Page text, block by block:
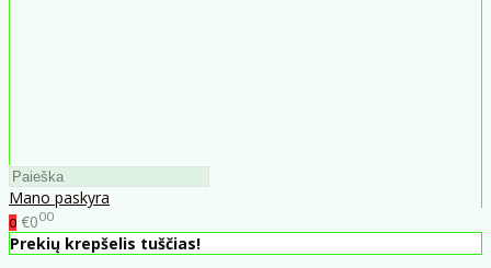
Mano paskyra
0 €000
Prekių krepšelis tuščias!